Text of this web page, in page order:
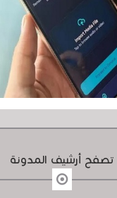
تصفح أرشيف المدونة